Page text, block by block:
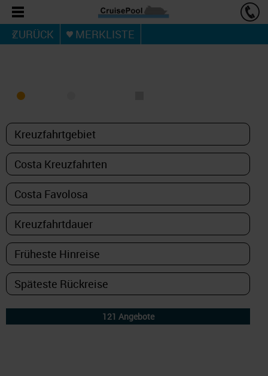
ZURÜCK MERKLISTE